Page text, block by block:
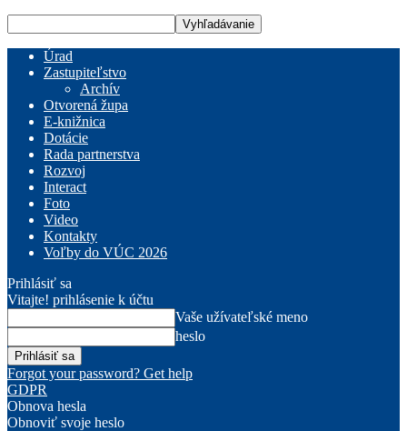
Úrad
Zastupiteľstvo
Archív
Otvorená župa
E-knižnica
Dotácie
Rada partnerstva
Rozvoj
Interact
Foto
Video
Kontakty
Voľby do VÚC 2026
Prihlásiť sa
Vitajte! prihlásenie k účtu
Vaše užívateľské meno
heslo
Forgot your password? Get help
GDPR
Obnova hesla
Obnoviť svoje heslo